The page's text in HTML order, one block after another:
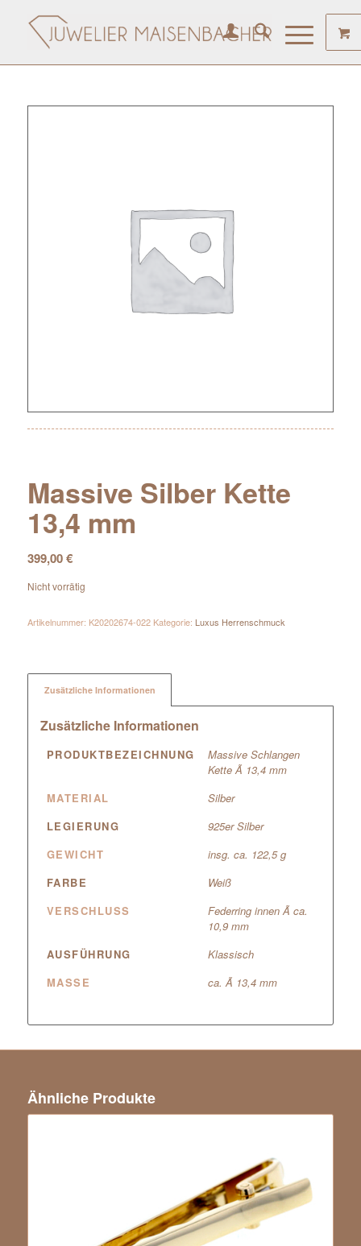
Massive Silber Kette
13,4 mm
399,00€
Nicht vorrätig
Artikelnummer: K20202674-022 Kategorie: Luxus Herrenschmuck
Zusätzliche Informationen
Zusätzliche Informationen
PRODUKTBEZEICHNUNG
Massive Schlangen
Kette Ã 13,4 mm
MATERIAL
Silber
LEGIERUNG
925er Silber
GEWICHT
insg. ca. 122,5 g
FARBE
Weiß
VERSCHLUSS
Federring innen Ã ca.
10,9 mm
AUSFÜHRUNG
Klassisch
MASSE
ca. Ã 13,4 mm
Ähnliche Produkte